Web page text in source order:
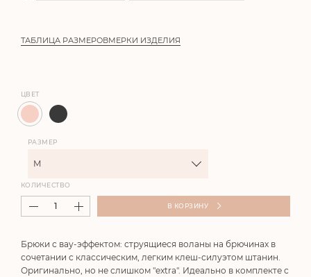
ТАБЛИЦА РАЗМЕРОВМЕРКИ ИЗДЕЛИЯ
Брюки с вау-эффектом: струящиеся воланы на брючинах в
сочетании с классическим, легким клеш-силуэтом штанин.
Оригинально, но не слишком "extra". Идеально в комплекте с
ЦВЕТ
РАЗМЕР
M
КОЛИЧЕСТВО
В КОРЗИНУ